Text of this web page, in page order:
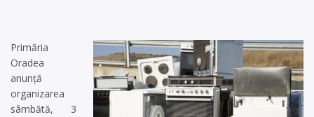
Primăria
Oradea
anunţă
organizarea
sâmbătă, 3